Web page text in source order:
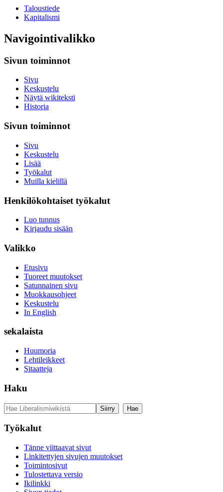
Taloustiede
Kapitalismi
Navigointivalikko
Sivun toiminnot
Sivu
Keskustelu
Näytä wikiteksti
Historia
Sivun toiminnot
Sivu
Keskustelu
Lisää
Työkalut
Muilla kielillä
Henkilökohtaiset työkalut
Luo tunnus
Kirjaudu sisään
Valikko
Etusivu
Tuoreet muutokset
Satunnainen sivu
Muokkausohjeet
Keskustelu
In English
sekalaista
Huumoria
Lehtileikkeet
Sitaatteja
Haku
Työkalut
Tänne viittaavat sivut
Linkitettyjen sivujen muutokset
Toimintosivut
Tulostettava versio
Ikilinkki